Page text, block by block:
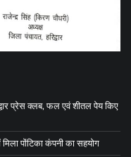
प्रेस क्लब, फल एवं शीतल पेय किए
मिला पोंटिका कंपनी का सहयोग